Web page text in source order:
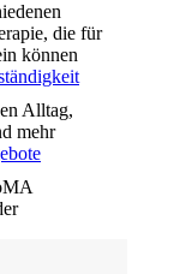
die für
können
Alltag,
mehr